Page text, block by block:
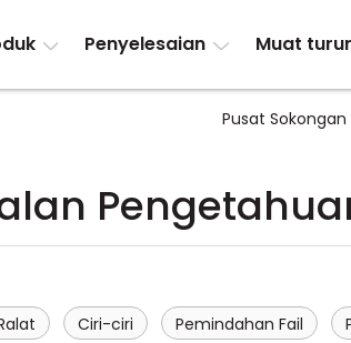
Penyelesaian Muat
Pusat Sokongan
Ciri-ciri Pemindahan Fail